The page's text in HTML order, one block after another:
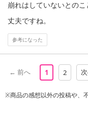
崩れはしていないとのこ
丈夫ですね。
参考になった
← 前へ 1 2
※商品の感想以外の投稿や、